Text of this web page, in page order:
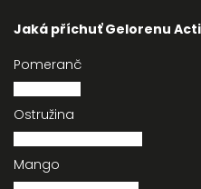
Jaká příchuť Gelorenu
Pomeranč
Ostružina
Mango